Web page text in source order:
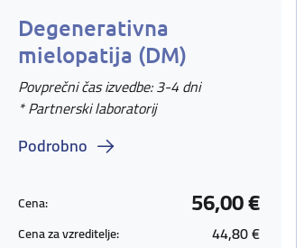
Degenerativna
mielopatija (DM)
Povprečni čas izvedbe: 3-4 dni
* Partnerski laboratorij
Podrobno
Cena: 56,00 €
Cena za vzreditelje: 44,80 €